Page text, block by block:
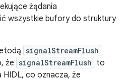
żądania
wszystkie bufory do struktury
signalStreamFlush
że signalStreamFlush to
HIDL, co oznacza, że